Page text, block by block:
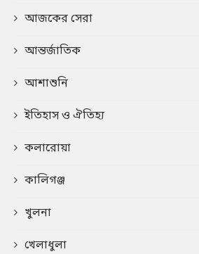
আজকের সেরা
আন্তর্জাতিক
আশাশুনি
ইতিহাস ও ঐতিহ্য
কলারোয়া
কালিগঞ্জ
খুলনা
খেলাধুলা